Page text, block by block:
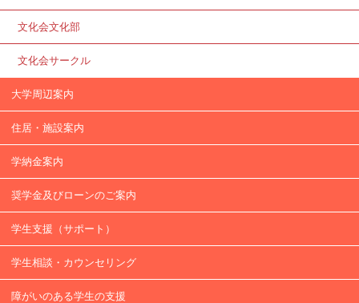
文化会文化部
文化会サークル
大学周辺案内
住居・施設案内
学納金案内
奨学金及びローンのご案内
学⽣支援（サポート）
学生相談・カウンセリング
障がいのある学生の支援